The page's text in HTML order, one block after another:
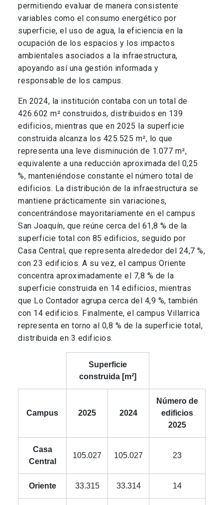
permitiendo evaluar de manera consistente
variables como el consumo energético por
superficie, el uso de agua, la eficiencia en la
ocupación de los espacios y los impactos
ambientales asociados a la infraestructura,
apoyando así una gestión informada y
responsable de los campus.
En 2024, la institución contaba con un total de
426.602 m² construidos, distribuidos en 139
edificios, mientras que en 2025 la superficie
construida alcanza los 425.525 m², lo que
representa una leve disminución de 1.077 m²,
equivalente a una reducción aproximada del 0,25
%, manteniéndose constante el número total de
edificios. La distribución de la infraestructura se
mantiene prácticamente sin variaciones,
concentrándose mayoritariamente en el campus
San Joaquín, que reúne cerca del 61,8 % de la
superficie total con 85 edificios, seguido por
Casa Central, que representa alrededor del 24,7 %,
con 23 edificios. A su vez, el campus Oriente
concentra aproximadamente el 7,8 % de la
superficie construida en 14 edificios, mientras
que Lo Contador agrupa cerca del 4,9 %, también
con 14 edificios. Finalmente, el campus Villarrica
representa en torno al 0,8 % de la superficie total,
distribuida en 3 edificios.
Superficie
construida [m²]
Campus 2025 2024
Número de
edificios
2025
Casa
Central
105.027 105.027 23
Oriente 33.315 33.314 14